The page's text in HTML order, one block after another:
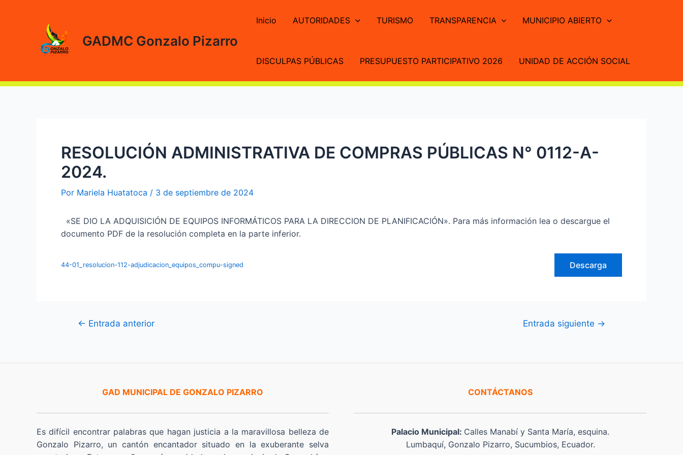
GADMC Gonzalo Pizarro
Inicio AUTORIDADES TURISMO TRANSPARENCIA MUNICIPIO ABIERTO
DISCULPAS PÚBLICAS PRESUPUESTO PARTICIPATIVO 2026 UNIDAD DE ACCIÓN SOCIAL
RESOLUCIÓN ADMINISTRATIVA DE COMPRAS PÚBLICAS N° 0112-A-
2024.
Por Mariela Huatatoca / 3 de septiembre de 2024
«SE DIO LA ADQUISICIÓN DE EQUIPOS INFORMÁTICOS PARA LA DIRECCION DE PLANIFICACIÓN». Para más información lea o descargue el
documento PDF de la resolución completa en la parte inferior.
44-01_resolucion-112-adjudicacion_equipos_compu-signed Descarga
Navegación
← Entrada anterior Entrada siguiente →
GAD MUNICIPAL DE GONZALO PIZARRO
Es difícil encontrar palabras que hagan justicia a la maravillosa belleza de
Gonzalo Pizarro, un cantón encantador situado en la exuberante selva
CONTÁCTANOS
Palacio Municipal: Calles Manabí y Santa María, esquina.
Lumbaquí, Gonzalo Pizarro, Sucumbios, Ecuador.